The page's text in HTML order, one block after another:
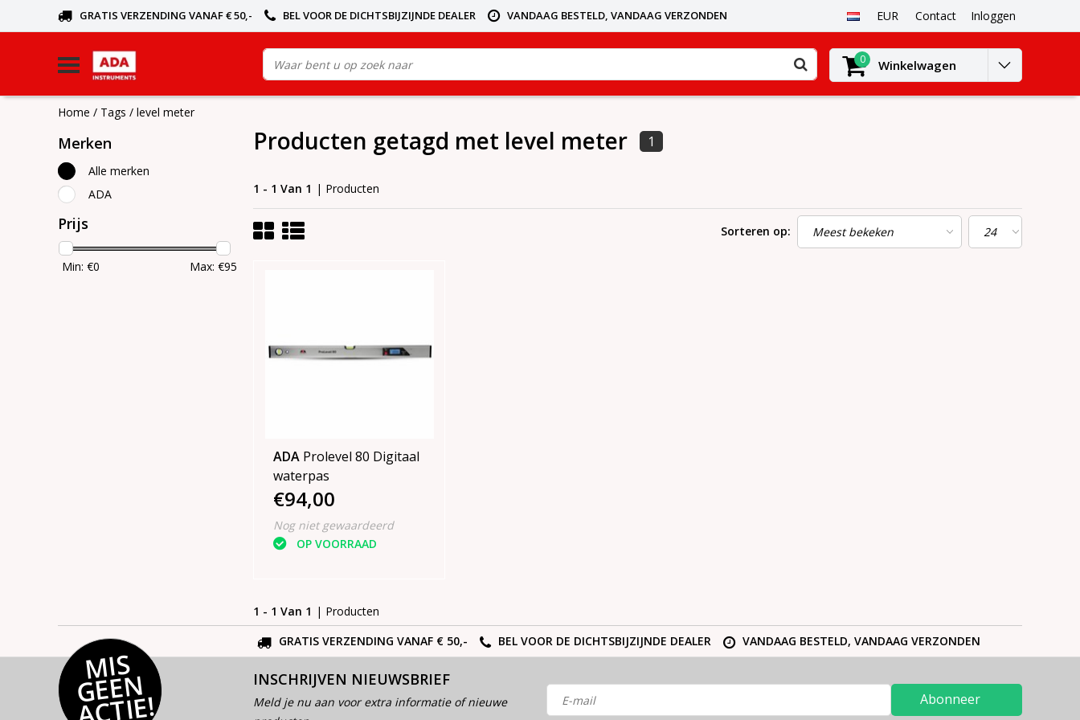
GRATIS VERZENDING VANAF € 50,- BEL VOOR DE DICHTSBIJZIJNDE DEALER VANDAAG BESTELD, VANDAAG VERZONDEN EUR Contact Inloggen
0 Winkelwagen
Home / Tags / level meter
Merken
Alle merken
ADA
Prijs
Min: €0 Max: €95
Producten getagd met level meter 1
1 - 1 Van 1 | Producten
Sorteren op:
ADA Prolevel 80 Digitaal
waterpas
€94,00
Nog niet gewaardeerd
OP VOORRAAD
1 - 1 Van 1 | Producten
GRATIS VERZENDING VANAF € 50,-
BEL VOOR DE DICHTSBIJZIJNDE DEALER VANDAAG BESTELD, VANDAAG VERZONDEN
MI
S
G
E
E
N
A
C
TI
E!
INSCHRIJVEN NIEUWSBRIEF
Meld je nu aan voor extra informatie of nieuwe
Abonneer